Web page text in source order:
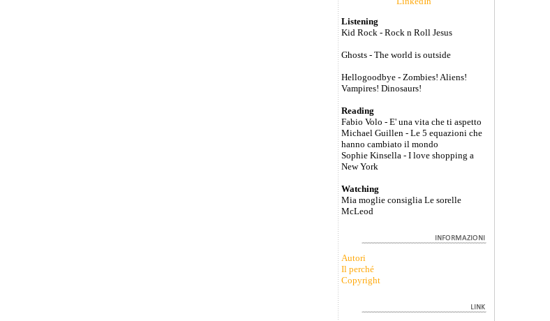
Listening
Kid Rock - Rock n Roll Jesus
Ghosts - The world is outside
Hellogoodbye - Zombies! Aliens!
Vampires! Dinosaurs!
Reading
Fabio Volo - E' una vita che ti aspetto
Michael Guillen - Le 5 equazioni che
hanno cambiato il mondo
Sophie Kinsella - I love shopping a
New York
Watching
Mia moglie consiglia Le sorelle
McLeod
Autori
Il perché
Copyright